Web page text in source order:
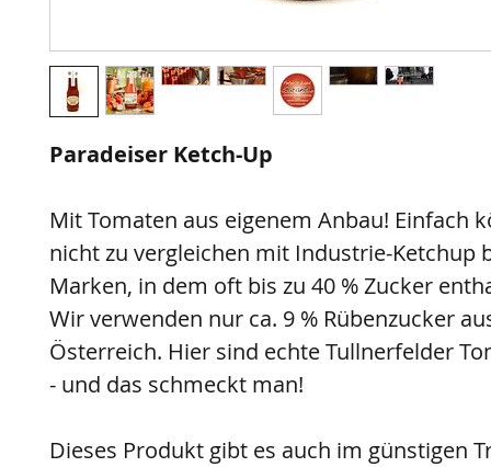
Paradeiser Ketch-Up
Mit Tomaten aus eigenem Anbau! Einfach
nicht zu vergleichen mit Industrie-Ketchup
Marken, in dem oft bis zu 40 % Zucker
Wir verwenden nur ca. 9 % Rübenzucker
Österreich. Hier sind echte Tullnerfelder
- und das schmeckt man!
Dieses Produkt gibt es auch im günstigen